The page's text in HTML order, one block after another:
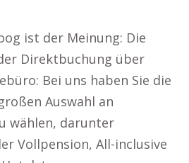
ist der Meinung: Die
Direktbuchung über
Bei uns haben Sie die
Auswahl an
wählen, darunter
Vollpension, All-inclusive